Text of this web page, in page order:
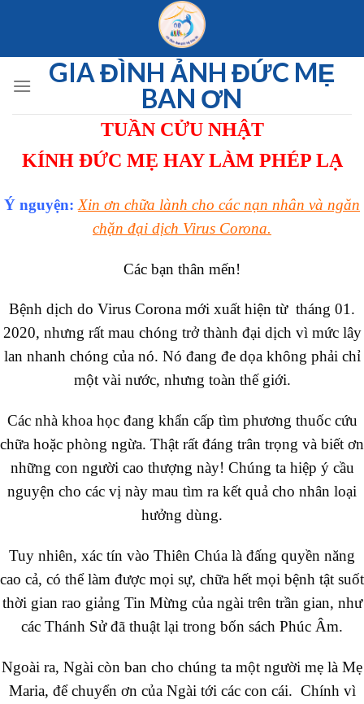
GIA ĐÌNH ẢNH ĐỨC MẸ
BAN ƠN
TUẦN CỬU NHẬT
KÍNH ĐỨC MẸ HAY LÀM PHÉP LẠ
Ý nguyện: Xin ơn chữa lành cho các nạn nhân và ngăn
chặn đại dịch Virus Corona.
Các bạn thân mến!
Bệnh dịch do Virus Corona mới xuất hiện từ tháng 01.
2020, nhưng rất mau chóng trở thành đại dịch vì mức lây
lan nhanh chóng của nó. Nó đang đe dọa không phải chỉ
một vài nước, nhưng toàn thế giới.
Các nhà khoa học đang khẩn cấp tìm phương thuốc cứu
chữa hoặc phòng ngừa. Thật rất đáng trân trọng và biết ơn
những con người cao thượng này! Chúng ta hiệp ý cầu
nguyện cho các vị này mau tìm ra kết quả cho nhân loại
hưởng dùng.
Tuy nhiên, xác tín vào Thiên Chúa là đấng quyền năng
cao cả, có thể làm được mọi sự, chữa hết mọi bệnh tật suốt
thời gian rao giảng Tin Mừng của ngài trên trần gian, như
các Thánh Sử đã thuật lại trong bốn sách Phúc Âm.
Ngoài ra, Ngài còn ban cho chúng ta một người mẹ là Mẹ
Maria, để chuyển ơn của Ngài tới các con cái. Chính vì